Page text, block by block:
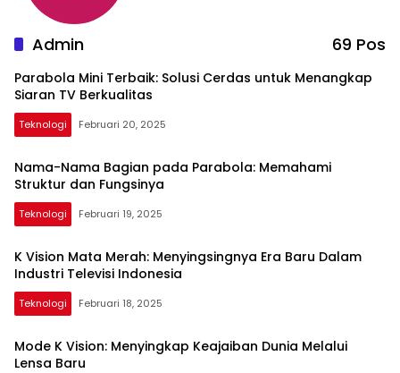
Admin 69 Pos
Parabola Mini Terbaik: Solusi Cerdas untuk Menangkap
Siaran TV Berkualitas
Teknologi Februari 20, 2025
Nama-Nama Bagian pada Parabola: Memahami
Struktur dan Fungsinya
Teknologi Februari 19, 2025
K Vision Mata Merah: Menyingsingnya Era Baru Dalam
Industri Televisi Indonesia
Teknologi Februari 18, 2025
Mode K Vision: Menyingkap Keajaiban Dunia Melalui
Lensa Baru